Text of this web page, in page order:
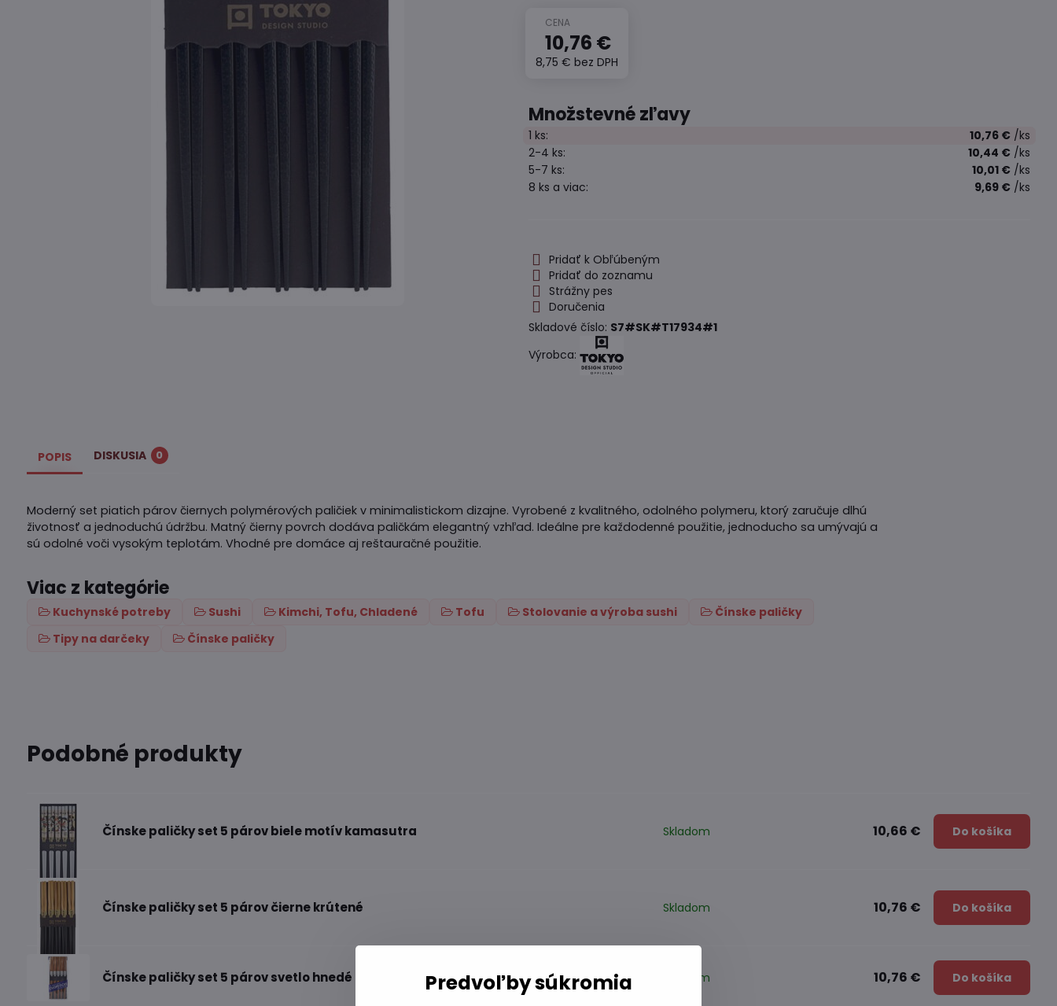
10,76 €
8,75 € bez DPH
Množstevné zľavy
1 ks: 10,76 € /ks
2-4 ks: 10,44 € /ks
5-7 ks: 10,01 € /ks
8 ks a viac: 9,69 € /ks
Pridať k Obľúbeným
Pridať do zoznamu
Strážny pes
Doručenia
Skladové číslo: S7#SK#T17934#1
Výrobca:
POPIS DISKUSIA 0
Moderný set piatich párov čiernych polymérových paličiek v minimalistickom dizajne. Vyrobené z kvalitného, odolného polymeru, ktorý zaručuje dlhú
životnosť a jednoduchú údržbu. Matný čierny povrch dodáva paličkám elegantný vzhľad. Ideálne pre každodenné použitie, jednoducho sa umývajú a
sú odolné voči vysokým teplotám. Vhodné pre domáce aj reštauračné použitie.
Viac z kategórie
Kuchynské potreby Sushi Kimchi, Tofu, Chladené Tofu Stolovanie a výroba sushi
Čínske paličky
Tipy na darčeky
Čínske paličky
Podobné produkty
Čínske paličky set 5 párov biele motív kamasutra Skladom 10,66 € Do košíka
Čínske paličky set 5 párov čierne krútené Skladom 10,76 € Do košíka
Čínske paličky set 5 párov svetlo hnedé krútené Skladom 10,76 € Do košíka
Predvoľby súkromia